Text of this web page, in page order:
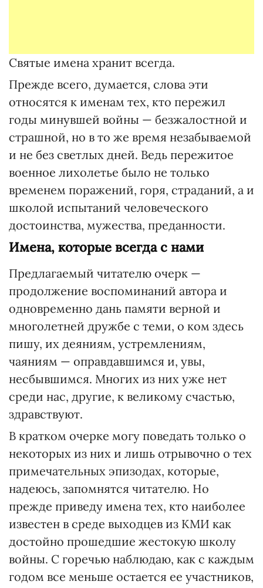
Святые имена хранит всегда.
Прежде всего, думается, слова эти
относятся к именам тех, кто пережил
годы минувшей войны — безжалостной и
страшной, но в то же время незабываемой
и не без светлых дней. Ведь пережитое
военное лихолетье было не только
временем поражений, горя, страданий, а и
школой испытаний человеческого
достоинства, мужества, преданности.
Имена, которые всегда с нами
Предлагаемый читателю очерк —
продолжение воспоминаний автора и
одновременно дань памяти верной и
многолетней дружбе с теми, о ком здесь
пишу, их деяниям, устремлениям,
чаяниям — оправдавшимся и, увы,
несбывшимся. Многих из них уже нет
среди нас, другие, к великому счастью,
здравствуют.
В кратком очерке могу поведать только о
некоторых из них и лишь отрывочно о тех
примечательных эпизодах, которые,
надеюсь, запомнятся читателю. Но
прежде приведу имена тех, кто наиболее
известен в среде выходцев из КМИ как
достойно прошедшие жестокую школу
войны. С горечью наблюдаю, как с каждым
годом все меньше остается ее участников,